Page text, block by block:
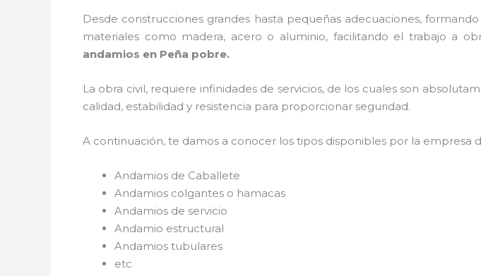
Desde construcciones grandes hasta pequeñas adecuaciones,
materiales como madera, acero o aluminio, facilitando el trabajo a
andamios en Peña pobre.
La obra civil, requiere infinidades de servicios, de los cuales son
calidad, estabilidad y resistencia para proporcionar seguridad.
A continuación, te damos a conocer los tipos disponibles por la empresa
Andamios de Caballete
Andamios colgantes o hamacas
Andamios de servicio
Andamio estructural
Andamios tubulares
etc